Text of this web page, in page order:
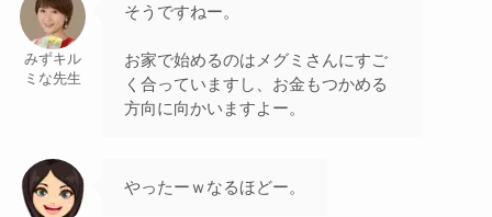
みずキル
ミな先生
そうですねー。
お家で始めるのはメグミさんにすご
く合っていますし、お金もつかめる
方向に向かいますよー。
やったーｗなるほどー。